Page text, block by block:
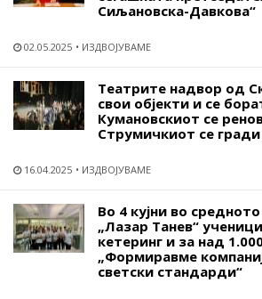
Сиљановска-Давкова“
02.05.2025 ИЗДВОЈУВАМЕ
Театрите надвор од
свои објекти и се
Кумановскиот се
Струмичкиот се
16.04.2025 ИЗДВОЈУВАМЕ
Во 4 кујни во
„Лазар Танев“
кетеринг и за над
„Формиравме
светски стандарди“